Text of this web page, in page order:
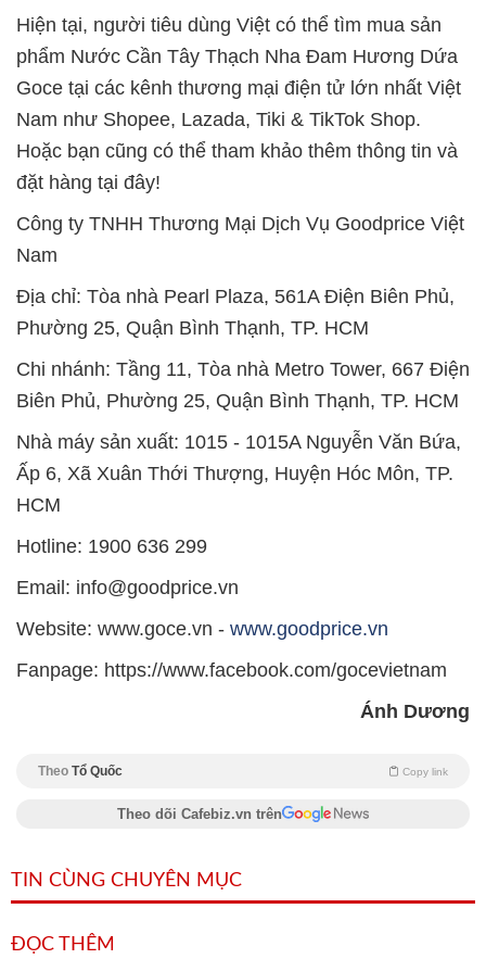
Hiện tại, người tiêu dùng Việt có thể tìm mua sản
phẩm Nước Cần Tây Thạch Nha Đam Hương Dứa
Goce tại các kênh thương mại điện tử lớn nhất Việt
Nam như Shopee, Lazada, Tiki & TikTok Shop.
Hoặc bạn cũng có thể tham khảo thêm thông tin và
đặt hàng tại đây!
Công ty TNHH Thương Mại Dịch Vụ Goodprice Việt
Nam
Địa chỉ: Tòa nhà Pearl Plaza, 561A Điện Biên Phủ,
Phường 25, Quận Bình Thạnh, TP. HCM
Chi nhánh: Tầng 11, Tòa nhà Metro Tower, 667 Điện
Biên Phủ, Phường 25, Quận Bình Thạnh, TP. HCM
Nhà máy sản xuất: 1015 - 1015A Nguyễn Văn Bứa,
Ấp 6, Xã Xuân Thới Thượng, Huyện Hóc Môn, TP.
HCM
Hotline: 1900 636 299
Email: info@goodprice.vn
Website: www.goce.vn - www.goodprice.vn
Fanpage: https://www.facebook.com/gocevietnam
Ánh Dương
Theo Tổ Quốc Copy link
Theo dõi Cafebiz.vn trên
TIN CÙNG CHUYÊN MỤC
ĐỌC THÊM